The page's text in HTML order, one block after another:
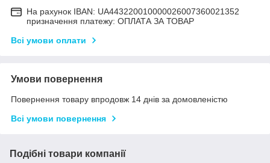
На рахунок IBAN: UA443220010000026007360021352
призначення платежу: ОПЛАТА ЗА ТОВАР
Всі умови оплати
Умови повернення
Повернення товару впродовж 14 днів за домовленістю
Всі умови повернення
Подібні товари компанії